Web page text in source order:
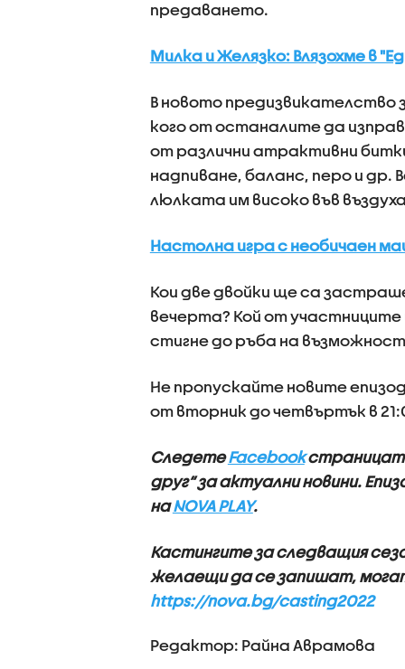
предаването.
Милка и Желязко: Влязохме в
В новото
кого от останалите да
от различни атрактивни
надпиване, баланс, перо и др.
люлката им високо във
Настолна игра с необичаен
Кои две двойки ще са
вечерта? Кой от
стигне до ръба на
Не пропускайте новите
от вторник до четвъртък в
СледетеFacebook
друг“ за актуални новини.
наNOVA PLAY.
Кастингите за следващия
желаещи да се запишат,
https://nova.bg/casting2022
Редактор: Райна Аврамова